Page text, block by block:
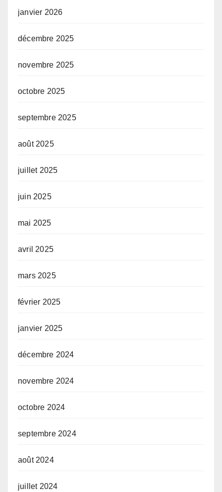
janvier 2026
décembre 2025
novembre 2025
octobre 2025
septembre 2025
août 2025
juillet 2025
juin 2025
mai 2025
avril 2025
mars 2025
février 2025
janvier 2025
décembre 2024
novembre 2024
octobre 2024
septembre 2024
août 2024
juillet 2024